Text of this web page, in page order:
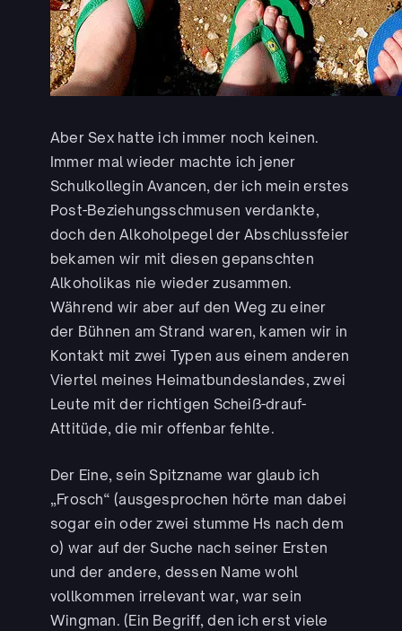
Aber Sex hatte ich immer noch keinen.
Immer mal wieder machte ich jener
Schulkollegin Avancen, der ich mein erstes
Post-Beziehungsschmusen verdankte,
doch den Alkoholpegel der Abschlussfeier
bekamen wir mit diesen gepanschten
Alkoholikas nie wieder zusammen.
Während wir aber auf den Weg zu einer
der Bühnen am Strand waren, kamen wir in
Kontakt mit zwei Typen aus einem anderen
Viertel meines Heimatbundeslandes, zwei
Leute mit der richtigen Scheiß-drauf-
Attitüde, die mir offenbar fehlte.
Der Eine, sein Spitzname war glaub ich
„Frosch“ (ausgesprochen hörte man dabei
sogar ein oder zwei stumme Hs nach dem
o) war auf der Suche nach seiner Ersten
und der andere, dessen Name wohl
vollkommen irrelevant war, war sein
Wingman. (Ein Begriff, den ich erst viele